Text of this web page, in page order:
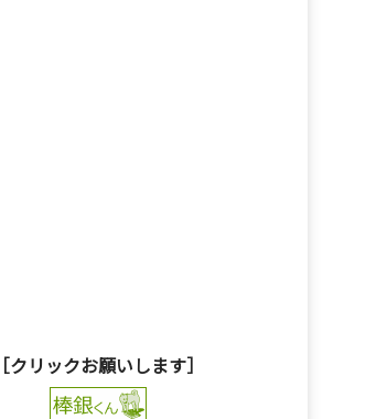
［クリックお願いします］